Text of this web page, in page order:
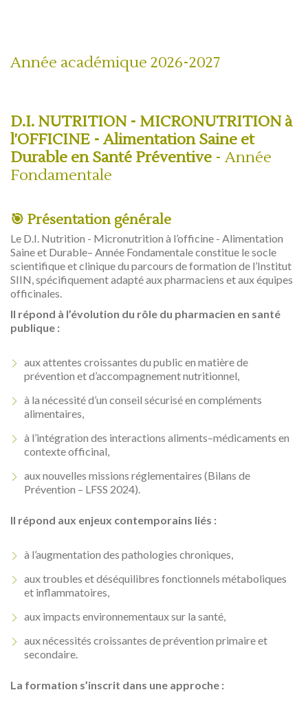
Année académique 2026-2027
D.I. NUTRITION - MICRONUTRITION à
l'OFFICINE - Alimentation Saine et
Durable en Santé Préventive - Année
Fondamentale
🎯 Présentation générale
Le D.I. Nutrition - Micronutrition à l’officine - Alimentation
Saine et Durable– Année Fondamentale constitue le socle
scientifique et clinique du parcours de formation de l’Institut
SIIN, spécifiquement adapté aux pharmaciens et aux équipes
officinales.
Il répond à l’évolution du rôle du pharmacien en santé
publique :
aux attentes croissantes du public en matière de
prévention et d’accompagnement nutritionnel,
à la nécessité d’un conseil sécurisé en compléments
alimentaires,
à l’intégration des interactions aliments–médicaments en
contexte officinal,
aux nouvelles missions réglementaires (Bilans de
Prévention – LFSS 2024).
Il répond aux enjeux contemporains liés :
à l’augmentation des pathologies chroniques,
aux troubles et déséquilibres fonctionnels métaboliques
et inflammatoires,
aux impacts environnementaux sur la santé,
aux nécessités croissantes de prévention primaire et
secondaire.
La formation s’inscrit dans une approche :